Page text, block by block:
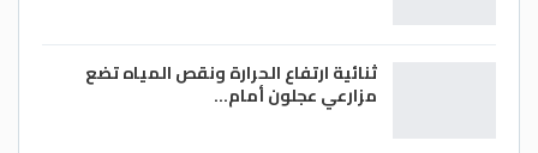
ثنائية ارتفاع الحرارة ونقص المياه تضع
مزارعي عجلون أمام…